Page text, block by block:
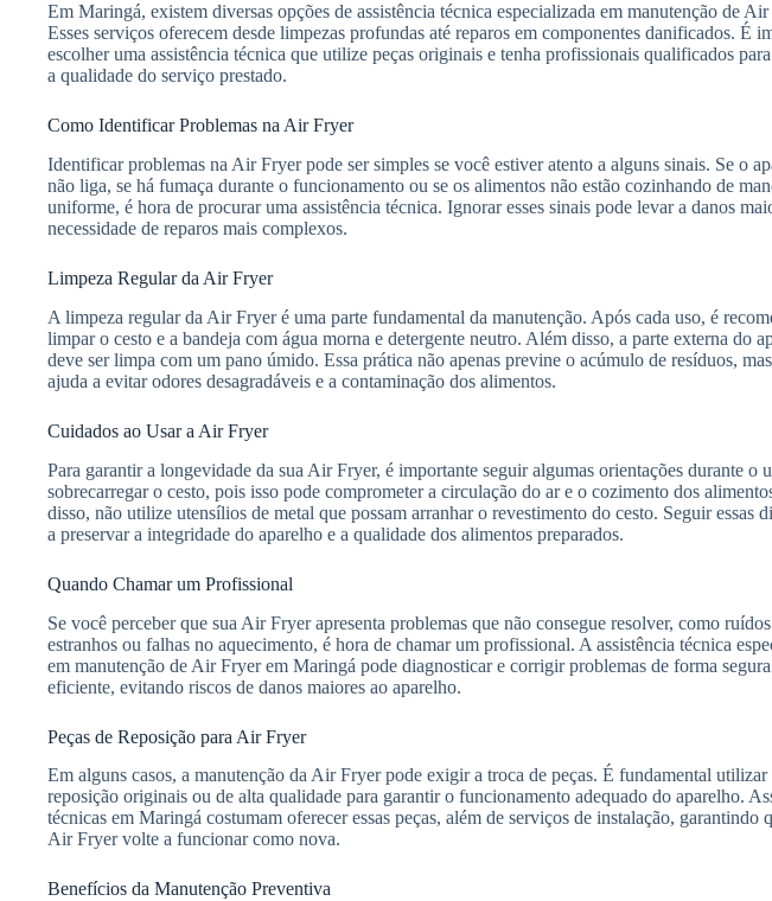
Em Maringá, existem diversas opções de assistência técnica especializada em manutenção de
Esses serviços oferecem desde limpezas profundas até reparos em componentes danificados. É
escolher uma assistência técnica que utilize peças originais e tenha profissionais qualificados
a qualidade do serviço prestado.
Como Identificar Problemas na Air Fryer
Identificar problemas na Air Fryer pode ser simples se você estiver atento a alguns sinais. Se o
não liga, se há fumaça durante o funcionamento ou se os alimentos não estão cozinhando de
uniforme, é hora de procurar uma assistência técnica. Ignorar esses sinais pode levar a danos
necessidade de reparos mais complexos.
Limpeza Regular da Air Fryer
A limpeza regular da Air Fryer é uma parte fundamental da manutenção. Após cada uso, é
limpar o cesto e a bandeja com água morna e detergente neutro. Além disso, a parte externa do
deve ser limpa com um pano úmido. Essa prática não apenas previne o acúmulo de resíduos,
ajuda a evitar odores desagradáveis e a contaminação dos alimentos.
Cuidados ao Usar a Air Fryer
Para garantir a longevidade da sua Air Fryer, é importante seguir algumas orientações durante o
sobrecarregar o cesto, pois isso pode comprometer a circulação do ar e o cozimento dos
disso, não utilize utensílios de metal que possam arranhar o revestimento do cesto. Seguir essas
a preservar a integridade do aparelho e a qualidade dos alimentos preparados.
Quando Chamar um Profissional
Se você perceber que sua Air Fryer apresenta problemas que não consegue resolver, como ruídos
estranhos ou falhas no aquecimento, é hora de chamar um profissional. A assistência técnica
em manutenção de Air Fryer em Maringá pode diagnosticar e corrigir problemas de forma
eficiente, evitando riscos de danos maiores ao aparelho.
Peças de Reposição para Air Fryer
Em alguns casos, a manutenção da Air Fryer pode exigir a troca de peças. É fundamental utilizar
reposição originais ou de alta qualidade para garantir o funcionamento adequado do aparelho.
técnicas em Maringá costumam oferecer essas peças, além de serviços de instalação, garantindo
Air Fryer volte a funcionar como nova.
Benefícios da Manutenção Preventiva